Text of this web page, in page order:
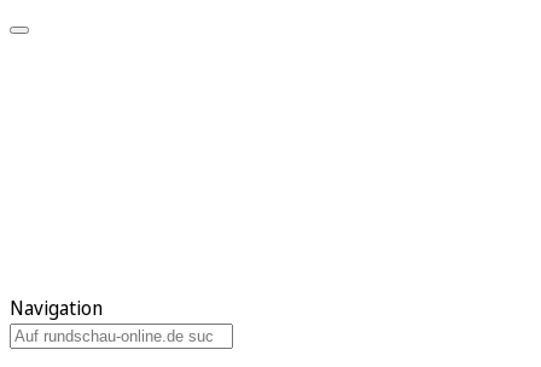
Navigation